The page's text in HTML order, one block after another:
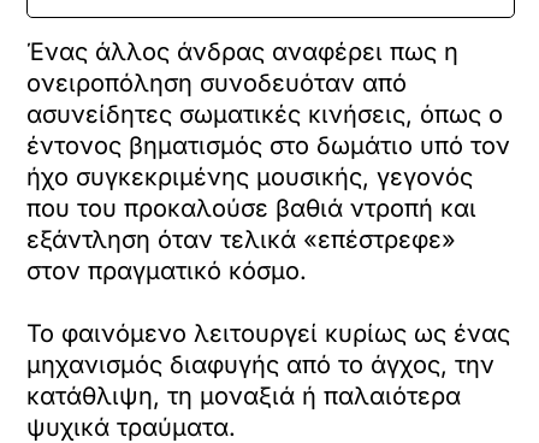
Ένας άλλος άνδρας αναφέρει πως η
ονειροπόληση συνοδευόταν από
ασυνείδητες σωματικές κινήσεις, όπως ο
έντονος βηματισμός στο δωμάτιο υπό τον
ήχο συγκεκριμένης μουσικής, γεγονός
που του προκαλούσε βαθιά ντροπή και
εξάντληση όταν τελικά «επέστρεφε»
στον πραγματικό κόσμο.
Το φαινόμενο λειτουργεί κυρίως ως ένας
μηχανισμός διαφυγής από το άγχος, την
κατάθλιψη, τη μοναξιά ή παλαιότερα
ψυχικά τραύματα.